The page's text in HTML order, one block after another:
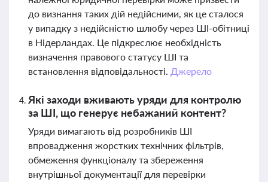
до визнання таких дій недійсними, як це сталося
у випадку з недійсністю шлюбу через ШІ-обітниці
в Нідерландах. Це підкреслює необхідність
визначення правового статусу ШІ та
встановлення відповідальності. Джерело
Які заходи вживають уряди для контролю
за ШІ, що генерує небажаний контент?
Уряди вимагають від розробників ШІ
впровадження жорстких технічних фільтрів,
обмеження функціоналу та збереження
внутрішньої документації для перевірки